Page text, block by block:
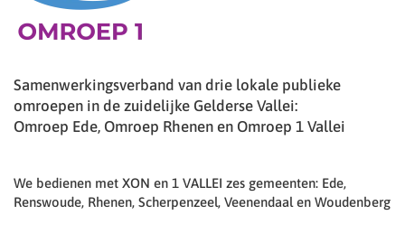
Samenwerkingsverband van drie lokale publieke
omroepen in de zuidelijke Gelderse Vallei:
Omroep Ede, Omroep Rhenen en Omroep 1 Vallei
We bedienen met XON en 1 VALLEI zes gemeenten: Ede,
Renswoude, Rhenen, Scherpenzeel, Veenendaal en Woudenberg